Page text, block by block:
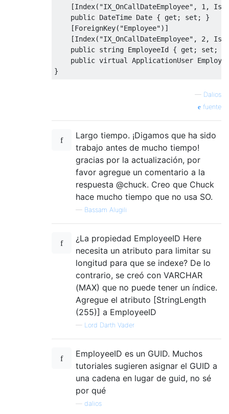
[Index( "IX_OnCallDateEmployee" , 1 ,
public DateTime Date { get ; set ;
}
[ForeignKey( "Employee")]
[Index( "IX_OnCallDateEmployee" , 2 ,
public string EmployeeId { get ; set ;
public virtual ApplicationUser
}
— Dalios
fuente
Largo tiempo. ¡Digamos que ha sido
trabajo antes de mucho tiempo!
gracias por la actualización, por
favor agregue un comentario a la
respuesta @chuck. Creo que Chuck
hace mucho tiempo que no usa SO.
— Bassam Alugili
¿La propiedad EmployeeID Here
necesita un atributo para limitar su
longitud para que se indexe? De lo
contrario, se creó con VARCHAR
(MAX) que no puede tener un índice.
Agregue el atributo [StringLength
(255)] a EmployeeID
— Lord Darth Vader
EmployeeID es un GUID. Muchos
tutoriales sugieren asignar el GUID a
una cadena en lugar de guid, no sé
por qué
dalios